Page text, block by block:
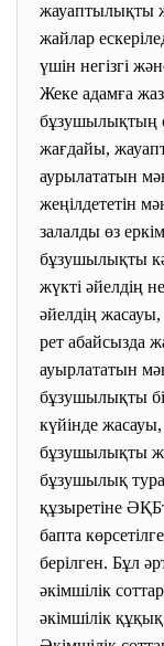
жауаптылықты
жайлар
үшін негізгі
Жеке адамға
бұзушылықтың
жағдайы,
аурылататын
жеңілдететін
залалды өз
бұзушылықты
жүкті әйелдің
әйелдің
рет абайсызда
ауырлататын
бұзушылықты
күйінде
бұзушылықты
бұзушылық
құзыретіне
бапта
берілген. Бұл
әкімшілік
әкімшілік